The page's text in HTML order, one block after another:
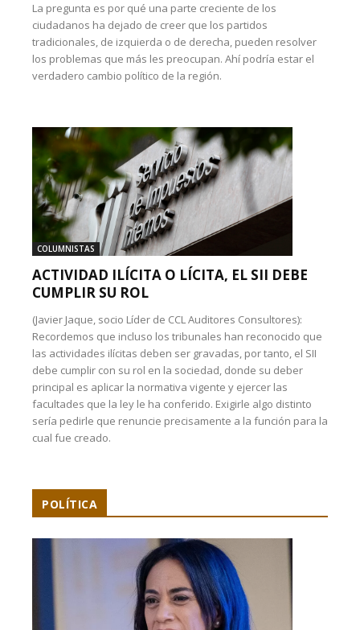
La pregunta es por qué una parte creciente de los
ciudadanos ha dejado de creer que los partidos
tradicionales, de izquierda o de derecha, pueden resolver
los problemas que más les preocupan. Ahí podría estar el
verdadero cambio político de la región.
COLUMNISTAS
ACTIVIDAD ILÍCITA O LÍCITA, EL SII DEBE
CUMPLIR SU ROL
(Javier Jaque, socio Líder de CCL Auditores Consultores):
Recordemos que incluso los tribunales han reconocido que
las actividades ilícitas deben ser gravadas, por tanto, el SII
debe cumplir con su rol en la sociedad, donde su deber
principal es aplicar la normativa vigente y ejercer las
facultades que la ley le ha conferido. Exigirle algo distinto
sería pedirle que renuncie precisamente a la función para la
cual fue creado.
POLÍTICA